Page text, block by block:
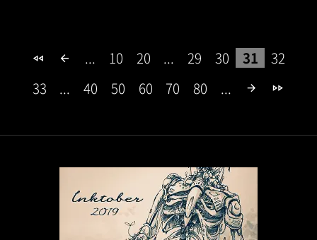
fast_rewind arrow_back ... 10 20 ... 29 30 31
32
33
... 40 50 60 70 80 ... arrow_forward fast_forward